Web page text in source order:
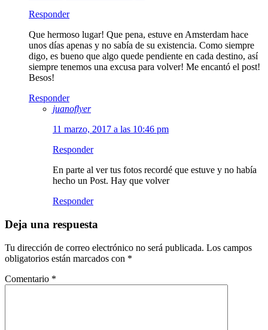
Responder
Que hermoso lugar! Que pena, estuve en Amsterdam hace
unos días apenas y no sabía de su existencia. Como siempre
digo, es bueno que algo quede pendiente en cada destino, así
siempre tenemos una excusa para volver! Me encantó el post!
Besos!
Responder
juanoflyer
11 marzo, 2017 a las 10:46 pm
Responder
En parte al ver tus fotos recordé que estuve y no había
hecho un Post. Hay que volver
Responder
Deja una respuesta
Tu dirección de correo electrónico no será publicada. Los campos
obligatorios están marcados con *
Comentario *